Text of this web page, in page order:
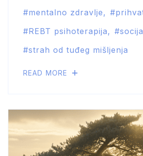
mentalno zdravlje
REBT psihoterapija
strah od tuđeg mišljenja
READ MORE